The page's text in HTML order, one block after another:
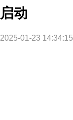
启动
2025-01-23 14:34:15